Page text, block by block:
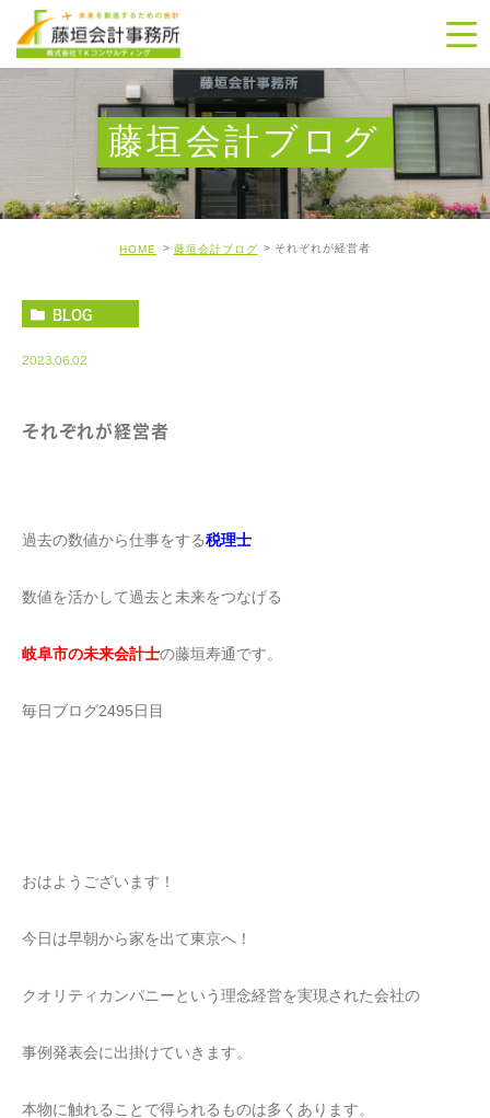
藤垣会計ブログ
HOME 藤垣会計ブログ それぞれが経営者
BLOG
2023.06.02
それぞれが経営者
過去の数値から仕事をする税理士
数値を活かして過去と未来をつなげる
岐阜市の未来会計士の藤垣寿通です。
毎日ブログ2495日目
おはようございます！
今日は早朝から家を出て東京へ！
クオリティカンパニーという理念経営を実現された会社の
事例発表会に出掛けていきます。
本物に触れることで得られるものは多くあります。